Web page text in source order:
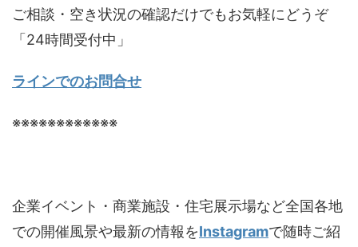
ご相談・空き状況の確認だけでもお気軽にどうぞ
「24時間受付中」
ラインでのお問合せ
※※※※※※※※※※※※
企業イベント・商業施設・住宅展示場など全国各地
での開催風景や最新の情報をInstagramで随時ご紹